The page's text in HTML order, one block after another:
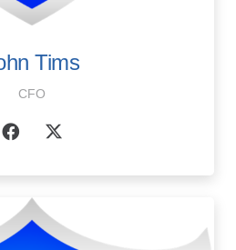
Tims
CFO